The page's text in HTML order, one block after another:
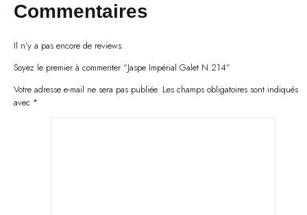
Commentaires
Il n'y a pas encore de reviews.
Soyez le premier à commenter “Jaspe Impérial Galet N.214”
Votre adresse e-mail ne sera pas publiée. Les champs obligatoires sont indiqués
avec *